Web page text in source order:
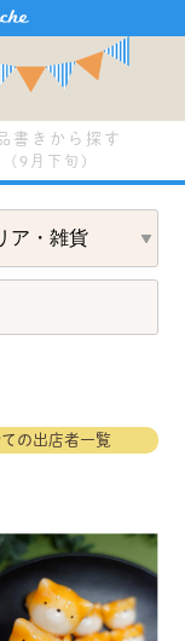
書きから探す
(9月下旬)
の出店者一覧